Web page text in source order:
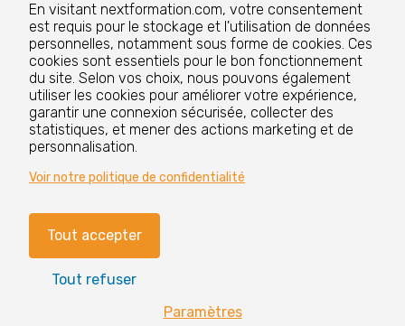
des questions
Nos formations
Nos centres de formation
Le groupe
Paramètres cookies
Mentions légales
Nos labels et certifications
En visitant nextformation.com, votre consentement
est requis pour le stockage et l'utilisation de données
personnelles, notamment sous forme de cookies. Ces
cookies sont essentiels pour le bon fonctionnement
du site. Selon vos choix, nous pouvons également
utiliser les cookies pour améliorer votre expérience,
garantir une connexion sécurisée, collecter des
statistiques, et mener des actions marketing et de
personnalisation.
Tout accepter
Tout refuser
Paramètres
Voir notre politique de confidentialité